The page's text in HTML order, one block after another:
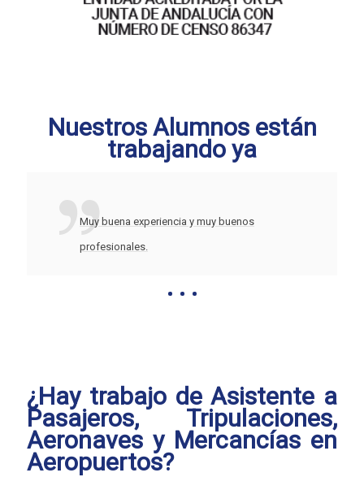
Nuestros Alumnos están
trabajando ya
Muy buena experiencia y muy buenos
profesionales.
¿Hay trabajo de Asistente a
Pasajeros, Tripulaciones,
Aeronaves y Mercancías en
Aeropuertos?